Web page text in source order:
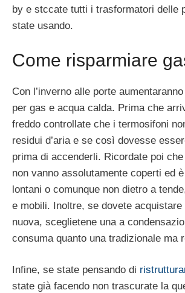
by e stccate tutti i trasformatori delle
state usando.
Come risparmiare
Con l’inverno alle porte aumentaranno
per gas e acqua calda. Prima che
freddo controllate che i termosifoni
residui d’aria e se così dovesse
prima di accenderli. Ricordate poi
non vanno assolutamente coperti ed
lontani o comunque non dietro a
e mobili. Inoltre, se dovete acquistare
nuova, sceglietene una a
consuma quanto una tradizionale ma
Infine, se state pensando di
state già facendo non trascurate la